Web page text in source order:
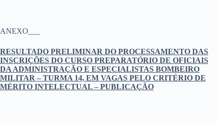
ANEXO___
RESULTADO PRELIMINAR DO PROCESSAMENTO DAS
INSCRIÇÕES DO CURSO PREPARATÓRIO DE OFICIAIS
DA ADMINISTRAÇÃO E ESPECIALISTAS BOMBEIRO
MILITAR – TURMA 14, EM VAGAS PELO CRITÉRIO DE
MÉRITO INTELECTUAL – PUBLICAÇÃO